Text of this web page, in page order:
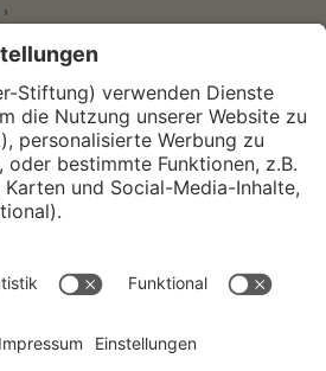
und Sozialwissenschaftliches Institut
und